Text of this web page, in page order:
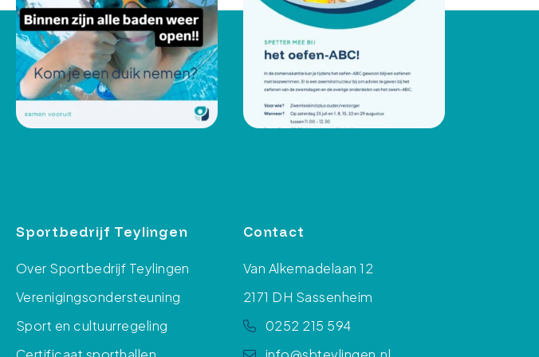
Sportbedrijf Teylingen
Over Sportbedrijf Teylingen
Verenigingsondersteuning
Sport en cultuurregeling
Contact
Van Alkemadelaan 12
2171 DH Sassenheim
0252 215 594